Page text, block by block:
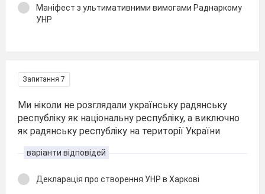
Маніфест з ультимативними вимогами Раднаркому
УНР
Запитання 7
Ми ніколи не розглядали українську радянську
республіку як національну республіку, а виключно
як радянську республіку на території України
варіанти відповідей
Декларація про створення УНР в Харкові